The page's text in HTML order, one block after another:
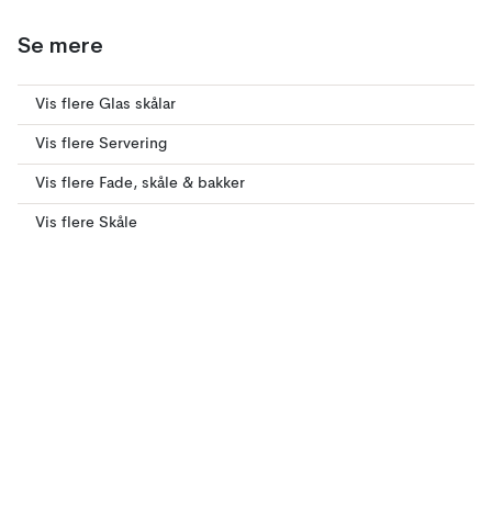
Se mere
Vis flere Glas skålar
Vis flere Servering
Vis flere Fade, skåle & bakker
Vis flere Skåle